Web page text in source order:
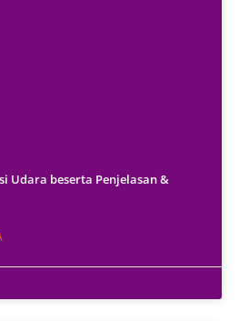
Udara beserta Penjelasan &